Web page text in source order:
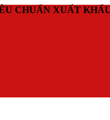
CHUẨN XUẤT